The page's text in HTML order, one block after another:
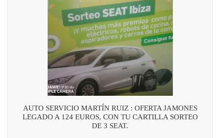
AUTO SERVICIO MARTÍN RUIZ : OFERTA JAMONES
LEGADO A 124 EUROS, CON TU CARTILLA SORTEO
DE 3 SEAT.